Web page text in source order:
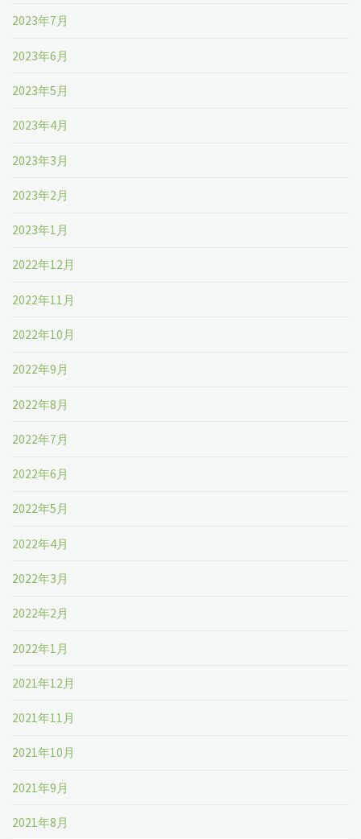
2023年7月
2023年6月
2023年5月
2023年4月
2023年3月
2023年2月
2023年1月
2022年12月
2022年11月
2022年10月
2022年9月
2022年8月
2022年7月
2022年6月
2022年5月
2022年4月
2022年3月
2022年2月
2022年1月
2021年12月
2021年11月
2021年10月
2021年9月
2021年8月